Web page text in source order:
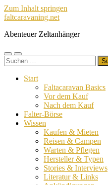
Zum Inhalt springen
faltcaravaning.net
Abenteuer Zeltanhänger
Mobile-
Menü
Suchfeld
ein-/ausblenden
Suchen
nach:
Start
Faltacaravan Basics
Vor dem Kauf
Nach dem Kauf
Falter-Börse
Wissen
Kaufen & Mieten
Reisen & Campen
Warten & Pflegen
Hersteller & Typen
Stories & Interviews
Literatur & Links